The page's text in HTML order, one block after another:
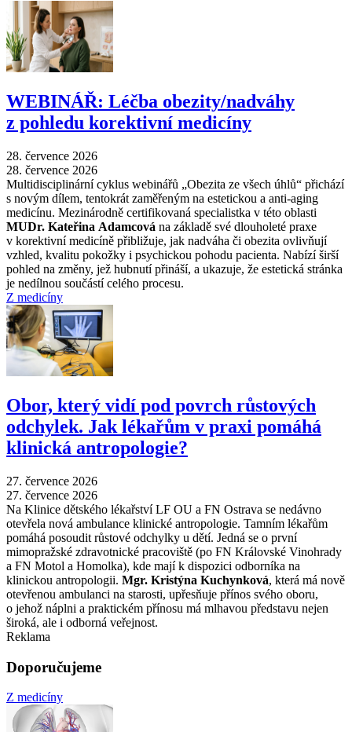
WEBINÁŘ: Léčba obezity/nadváhy
z pohledu korektivní medicíny
28. července 2026
28. července 2026
Multidisciplinární cyklus webinářů „Obezita ze všech úhlů“ přichází
s novým dílem, tentokrát zaměřeným na estetickou a anti-aging
medicínu. Mezinárodně certifikovaná specialistka v této oblasti
MUDr. Kateřina Adamcová na základě své dlouholeté praxe
v korektivní medicíně přibližuje, jak nadváha či obezita ovlivňují
vzhled, kvalitu pokožky i psychickou pohodu pacienta. Nabízí širší
pohled na změny, jež hubnutí přináší, a ukazuje, že estetická stránka
je nedílnou součástí celého procesu.
Z medicíny
Obor, který vidí pod povrch růstových
odchylek. Jak lékařům v praxi pomáhá
klinická antropologie?
27. července 2026
27. července 2026
Na Klinice dětského lékařství LF OU a FN Ostrava se nedávno
otevřela nová ambulance klinické antropologie. Tamním lékařům
pomáhá posoudit růstové odchylky u dětí. Jedná se o první
mimopražské zdravotnické pracoviště (po FN Královské Vinohrady
a FN Motol a Homolka), kde mají k dispozici odborníka na
klinickou antropologii. Mgr. Kristýna Kuchynková, která má nově
otevřenou ambulanci na starosti, upřesňuje přínos svého oboru,
o jehož náplni a praktickém přínosu má mlhavou představu nejen
široká, ale i odborná veřejnost.
Reklama
Doporučujeme
Z medicíny